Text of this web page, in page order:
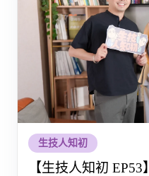
生技人知初
【生技人知初